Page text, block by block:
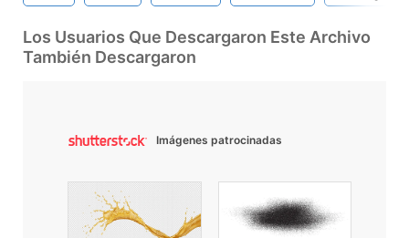
Los Usuarios Que Descargaron Este Archivo
También Descargaron
Imágenes patrocinadas